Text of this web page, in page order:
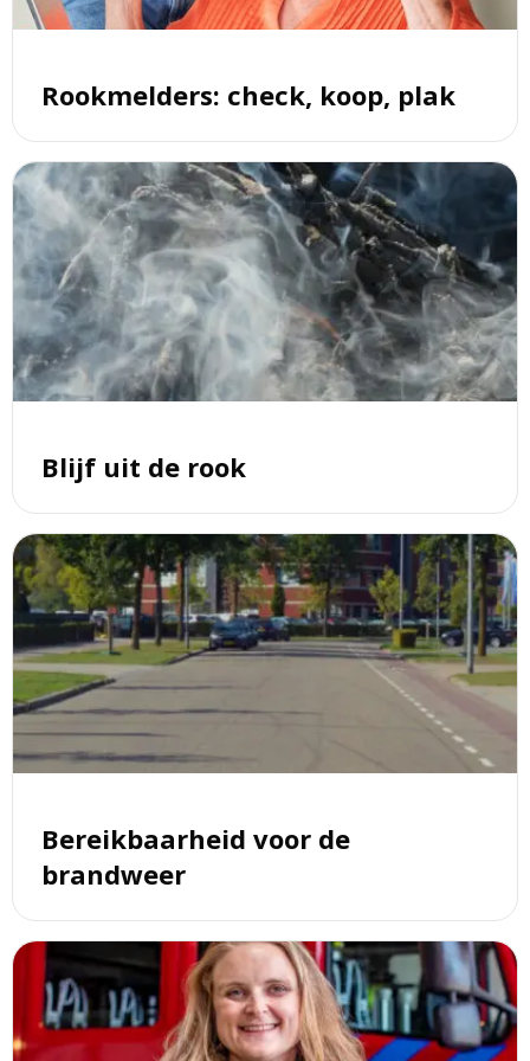
Rookmelders: check, koop, plak
Blijf uit de rook
Lees
meer
over
Blijf
uit
rook
Bereikbaarheid voor de
brandweer
Lees
meer
over
Bereikbaarheid
voor
brandweer
Lees
meer
over
Brandweervrijwilliger